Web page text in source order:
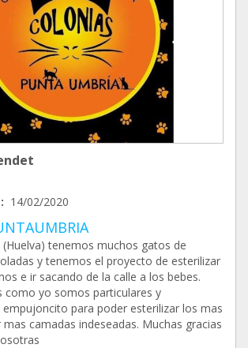
14/02/2020
(Huelva) tenemos muchos gatos de
y tenemos el proyecto de esterilizar
e ir sacando de la calle a los bebes.
como yo somos particulares y
para poder esterilizar los mas
camadas indeseadas. Muchas gracias